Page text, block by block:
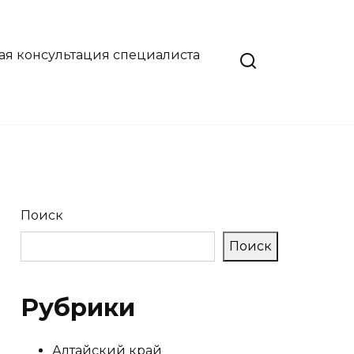
консультация специалиста
Поиск
Поиск
Рубрики
Алтайский край